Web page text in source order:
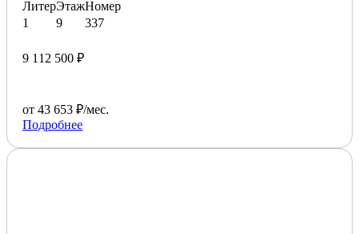
Литер
1
Этаж
9
Номер
337
9 112 500 ₽
от 43 653 ₽/мес.
Подробнее